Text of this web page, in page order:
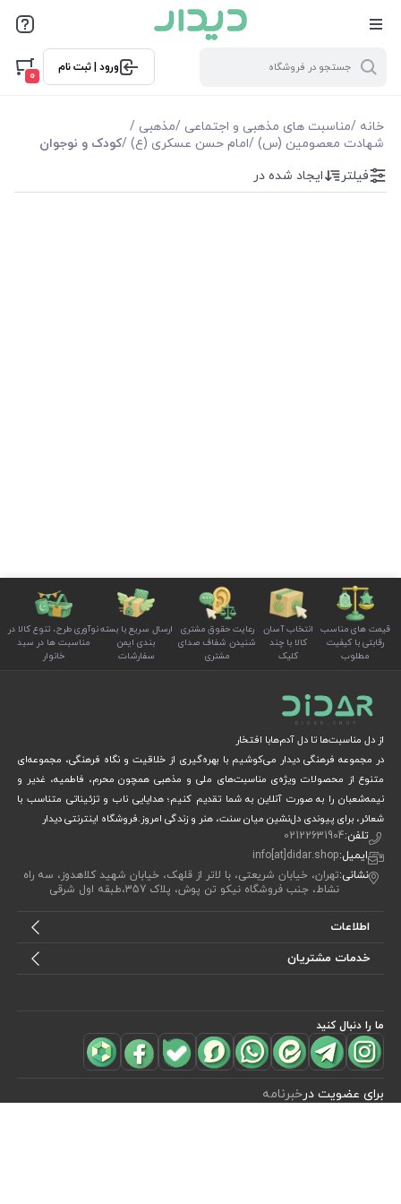
ورود | ثبت نام
0
خانه /مناسبت های مذهبی و اجتماعی /مذهبی /
شهادت معصومین (س) /امام حسن عسکری (ع) /کودک و نوجوان
فیلترها
موجودی
مشاهده محصولات(0)
فیلتر ایجاد شده در
قیمت های مناسب
رقابتی با کیفیت
مطلوب
انتخاب آسان
کالا با چند
کلیک
رعایت حقوق مشتری
شنیدن شفاف صدای
مشتری
ارسال سریع با بسته
بندی ایمن
سفارشات
نوآوری طرح، تنوع کالا در
مناسبت ها در سبد
خانوار
از دل مناسبت‌ها تا دل آدم‌هابا افتخار
در مجموعه فرهنگی دیدار می‌کوشیم با بهره‌گیری از خلاقیت و نگاه فرهنگی، مجموعه‌ای
متنوع از محصولات ویژه‌ی مناسبت‌های ملی و مذهبی همچون محرم، فاطمیه، غدیر و
نیمه‌شعبان را به صورت آنلاین به شما تقدیم کنیم؛ هدایایی ناب و تزئیناتی متناسب با
شعائر، برای پیوندی دل‌نشین میان سنت، هنر و زندگی امروز.فروشگاه اینترنتی دیدار
تلفن:02122631904
ایمیل:info[at]didar.shop
نشانی:تهران، خیابان شریعتی، با لاتر از قلهک، خیابان شهید کلاهدوز، سه راه
نشاط، جنب فروشگاه نیکو تن پوش، پلاک 357،طبقه اول شرقی
اطلاعات
خدمات مشتریان
ما را دنبال کنید
برای عضویت درخبرنامه